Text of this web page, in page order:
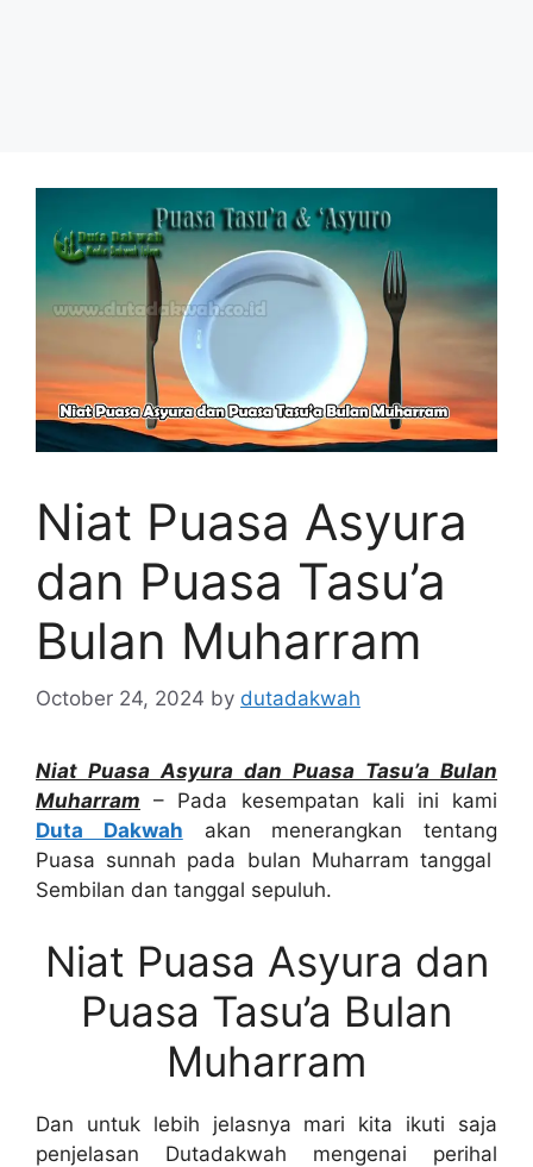
Niat Puasa Asyura
dan Puasa Tasu’a
Bulan Muharram
October 24, 2024 by dutadakwah
Niat Puasa Asyura dan Puasa Tasu’a Bulan
Muharram – Pada kesempatan kali ini kami
Duta Dakwah akan menerangkan tentang
Puasa sunnah pada bulan Muharram tanggal
Sembilan dan tanggal sepuluh.
Niat Puasa Asyura dan
Puasa Tasu’a Bulan
Muharram
Dan untuk lebih jelasnya mari kita ikuti saja
penjelasan Dutadakwah mengenai perihal